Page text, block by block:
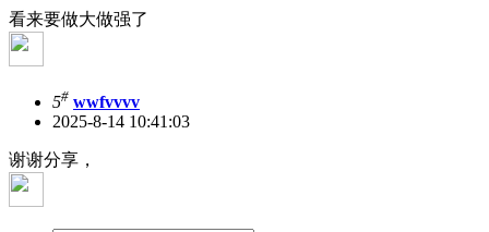
看来要做大做强了
5# wwfvvvv
2025-8-14 10:41:03
谢谢分享，